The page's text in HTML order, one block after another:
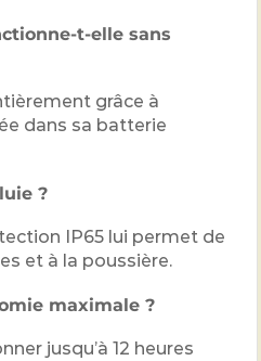
t-elle sans
grâce à
dans sa batterie
?
IP65 lui permet de
et à la poussière.
maximale ?
jusqu’à 12 heures